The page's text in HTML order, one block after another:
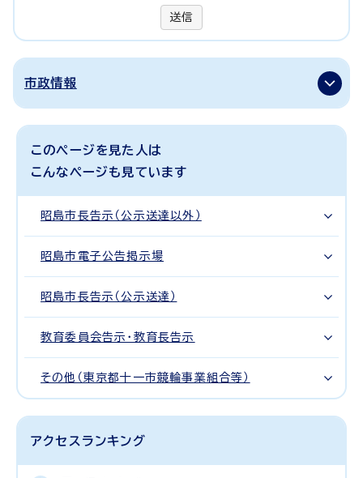
送信
市政情報
このページを見た人は
こんなページも見ています
昭島市長告示（公示送達以外）
昭島市電子公告掲示場
昭島市長告示（公示送達）
教育委員会告示・教育長告示
その他（東京都十一市競輪事業組合等）
アクセスランキング